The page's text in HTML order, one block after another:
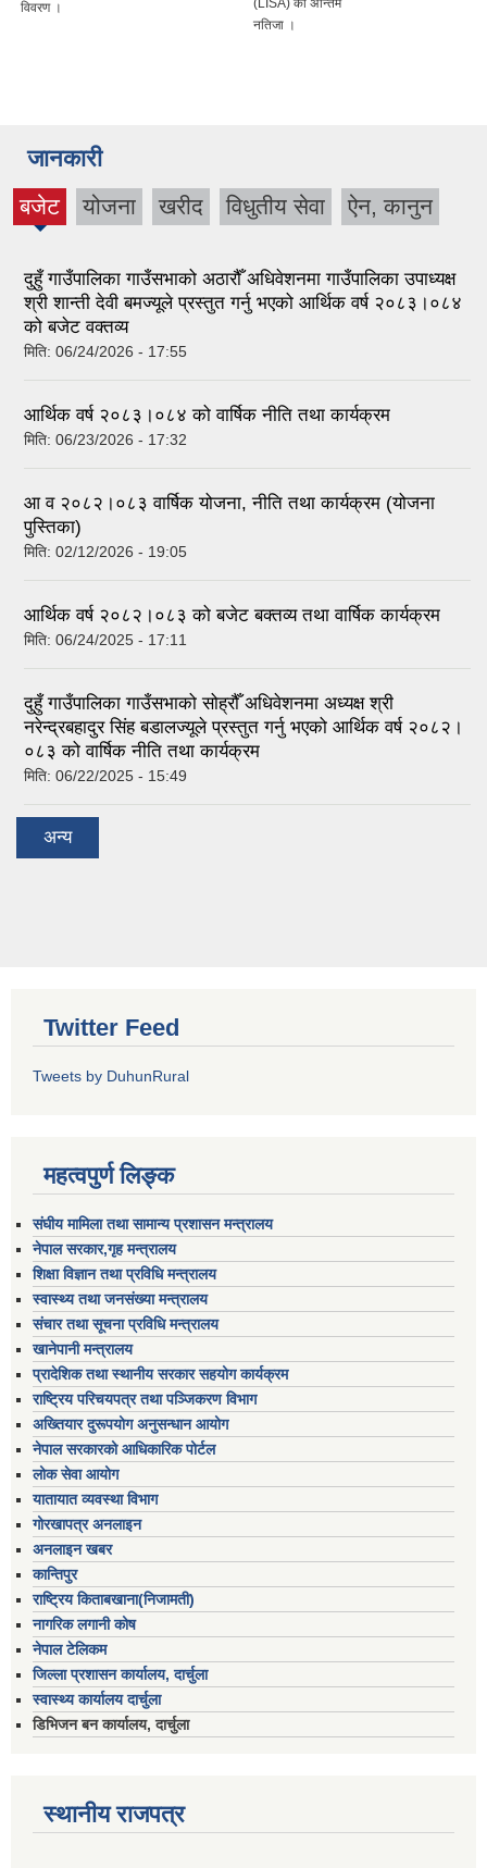
विवरण ।
नतिजा ।
जानकारी
बजेट
(active
योजना खरीद विधुतीय सेवा ऐन, कानुन
दुहुँ गाउँपालिका गाउँसभाको अठारौँ अधिवेशनमा गाउँपालिका उपाध्यक्ष
श्री शान्ती देवी बमज्यूले प्रस्तुत गर्नु भएको आर्थिक वर्ष २०८३।०८४
को बजेट वक्तव्य
मिति: 06/24/2026 - 17:55
आर्थिक वर्ष २०८३।०८४ को वार्षिक नीति तथा कार्यक्रम
मिति: 06/23/2026 - 17:32
आ व २०८२।०८३ वार्षिक योजना, नीति तथा कार्यक्रम (योजना
पुस्तिका)
मिति: 02/12/2026 - 19:05
आर्थिक वर्ष २०८२।०८३ को बजेट बक्तव्य तथा वार्षिक कार्यक्रम
मिति: 06/24/2025 - 17:11
दुहुँ गाउँपालिका गाउँसभाको सोह्रौँ अधिवेशनमा अध्यक्ष श्री
नरेन्द्रबहादुर सिंह बडालज्यूले प्रस्तुत गर्नु भएको आर्थिक वर्ष २०८२।
०८३ को वार्षिक नीति तथा कार्यक्रम
मिति: 06/22/2025 - 15:49
अन्य
Twitter Feed
Tweets by DuhunRural
महत्वपुर्ण लिङ्क
संघीय मामिला तथा सामान्य प्रशासन मन्त्रालय
नेपाल सरकार,गृह मन्त्रालय
शिक्षा विज्ञान तथा प्रविधि मन्त्रालय
स्वास्थ्य तथा जनसंख्या मन्त्रालय
संचार तथा सूचना प्रविधि मन्त्रालय
खानेपानी मन्त्रालय
प्रादेशिक तथा स्थानीय सरकार सहयोग कार्यक्रम
राष्ट्रिय परिचयपत्र तथा पञ्जिकरण विभाग
अख्तियार दुरूपयोग अनुसन्धान आयोग
नेपाल सरकारको आधिकारिक पोर्टल
लोक सेवा आयोग
यातायात व्यवस्था विभाग
गोरखापत्र अनलाइन
अनलाइन खबर
कान्तिपुर
राष्ट्रिय किताबखाना(निजामती)
नागरिक लगानी कोष
नेपाल टेलिकम
जिल्ला प्रशासन कार्यालय, दार्चुला
स्वास्थ्य कार्यालय दार्चुला
डिभिजन बन कार्यालय, दार्चुला
स्थानीय राजपत्र